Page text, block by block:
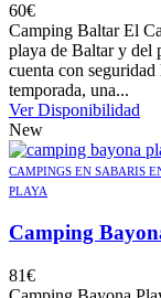
60€
Camping Baltar El
playa de Baltar y del
cuenta con
temporada, una...
Ver Disponibilidad
New
CAMPINGS EN SABARIS
PLAYA
Camping
81€